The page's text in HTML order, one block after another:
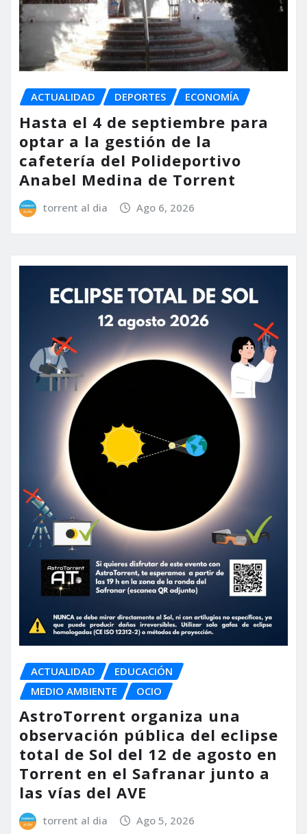
ACTUALIDAD DEPORTES ECONOMÍA
Hasta el 4 de septiembre para
optar a la gestión de la
cafetería del Polideportivo
Anabel Medina de Torrent
torrent al dia Ago 6, 2026
ACTUALIDAD
EDUCACIÓN
MEDIO AMBIENTE
OCIO
AstroTorrent organiza una
observación pública del eclipse
total de Sol del 12 de agosto en
Torrent en el Safranar junto a
las vías del AVE
torrent al dia Ago 5, 2026